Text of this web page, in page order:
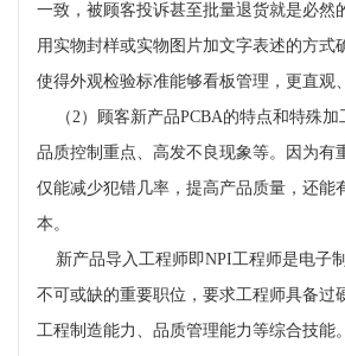
一致，被顾客投诉甚至批量退货就是必然
用实物封样或实物图片加文字表述的方式
使得外观检验标准能够看板管理，更直观
（2）顾客新产品PCBA的特点和特殊加
品质控制重点、高发不良现象等。因为有
仅能减少犯错几率，提高产品质量，还能
本。
新产品导入工程师即NPI工程师是电子
不可或缺的重要职位，要求工程师具备过
工程制造能力、品质管理能力等综合技能。